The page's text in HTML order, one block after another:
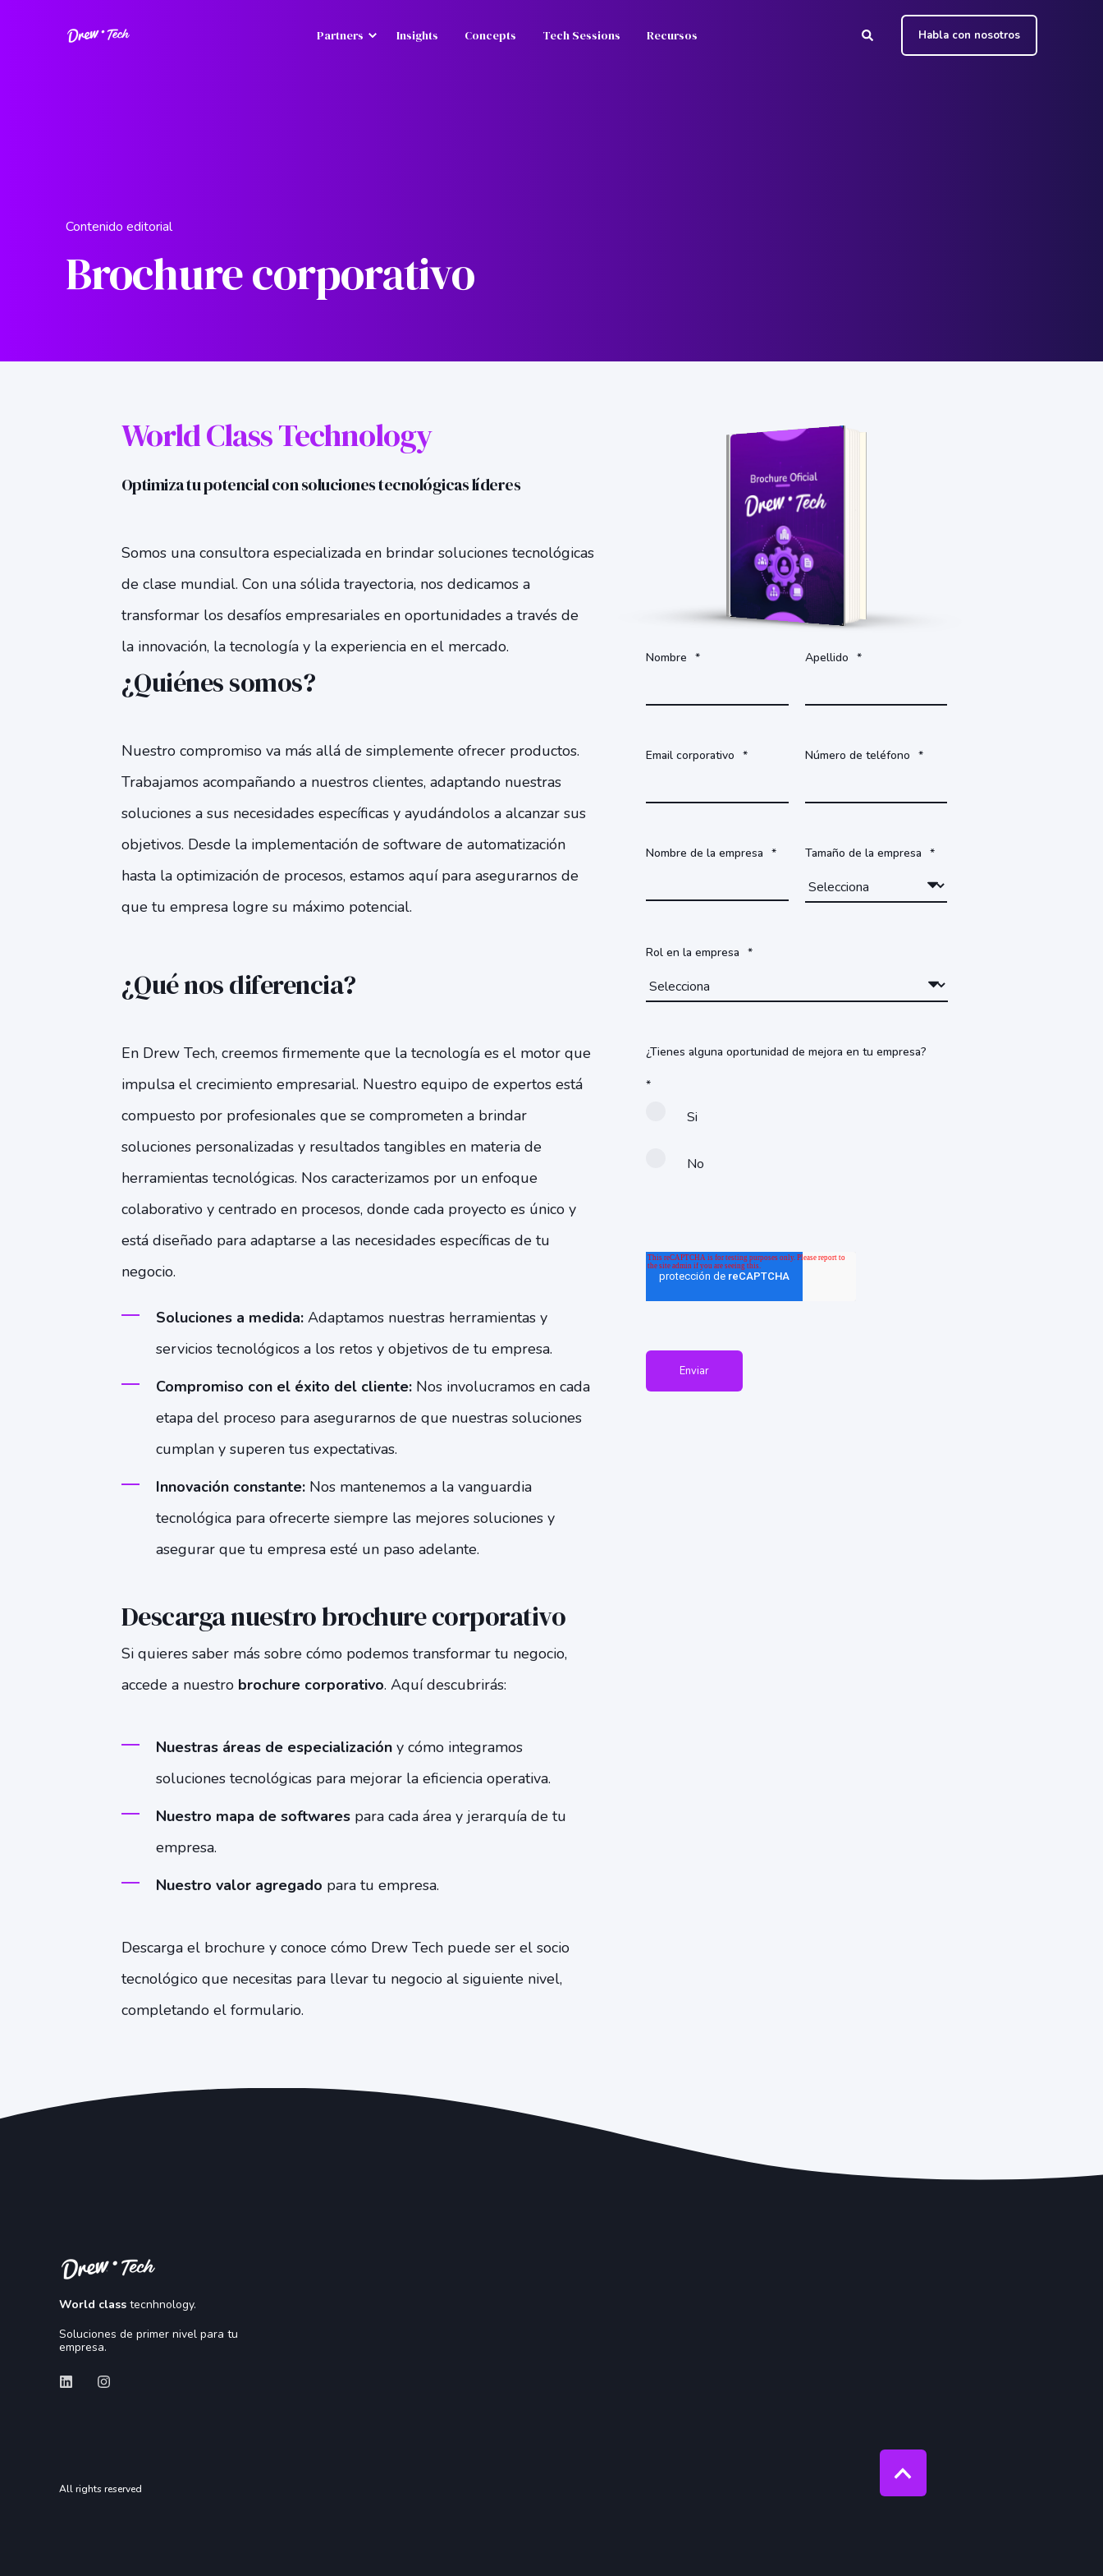
Partners Insights Concepts Tech Sessions Recursos Habla con nosotros
Contenido editorial
Brochure corporativo
World Class Technology
Optimiza tu potencial con soluciones tecnológicas líderes
Somos una consultora especializada en brindar soluciones tecnológicas
de clase mundial. Con una sólida trayectoria, nos dedicamos a
transformar los desafíos empresariales en oportunidades a través de
la innovación, la tecnología y la experiencia en el mercado.
¿Quiénes somos?
Nuestro compromiso va más allá de simplemente ofrecer productos.
Trabajamos acompañando a nuestros clientes, adaptando nuestras
soluciones a sus necesidades específicas y ayudándolos a alcanzar sus
objetivos. Desde la implementación de software de automatización
hasta la optimización de procesos, estamos aquí para asegurarnos de
que tu empresa logre su máximo potencial.
¿Qué nos diferencia?
En Drew Tech, creemos firmemente que la tecnología es el motor que
impulsa el crecimiento empresarial. Nuestro equipo de expertos está
compuesto por profesionales que se comprometen a brindar
soluciones personalizadas y resultados tangibles en materia de
herramientas tecnológicas. Nos caracterizamos por un enfoque
colaborativo y centrado en procesos, donde cada proyecto es único y
está diseñado para adaptarse a las necesidades específicas de tu
negocio.
Soluciones a medida:Adaptamos nuestras herramientas y
servicios tecnológicos a los retos y objetivos de tu empresa.
Compromiso con el éxito del cliente:Nos involucramos en cada
etapa del proceso para asegurarnos de que nuestras soluciones
cumplan y superen tus expectativas.
Innovación constante:Nos mantenemos a la vanguardia
tecnológica para ofrecerte siempre las mejores soluciones y
asegurar que tu empresa esté un paso adelante.
Descarga nuestro brochure corporativo
Si quieres saber más sobre cómo podemos transformar tu negocio,
accede a nuestro brochure corporativo. Aquí descubrirás:
Nuestras áreas de especializacióny cómo integramos
soluciones tecnológicas para mejorar la eficiencia operativa.
Nuestro mapa de softwares para cada área y jerarquía de tu
empresa.
Nuestro valor agregado para tu empresa.
Descarga el brochure y conoce cómo Drew Tech puede ser el socio
tecnológico que necesitas para llevar tu negocio al siguiente nivel,
completando el formulario.
Accede al documento
completando el formulario.
Nombre * Apellido *
Email corporativo * Número de teléfono *
Nombre de la empresa * Tamaño de la empresa *
Rol en la empresa *
¿Tienes alguna oportunidad de mejora en tu empresa?
*
Si
No
World class tecnhnology.
Soluciones de primer nivel para tu
empresa.
All rights reserved